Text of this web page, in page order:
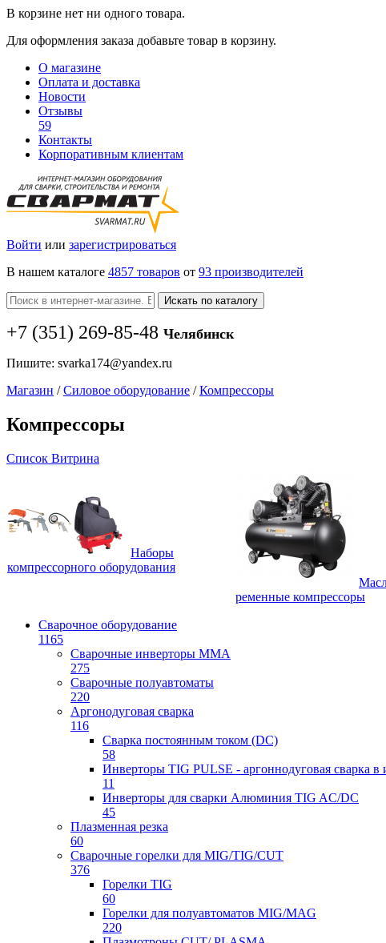
В корзине нет ни одного товара.
Для оформления заказа добавьте товар в корзину.
О магазине
Оплата и доставка
Новости
Отзывы
59
Контакты
Корпоративным клиентам
Войти или зарегистрироваться
В нашем каталоге 4857 товаров от 93 производителей
Искать по каталогу
+7 (351) 269-85-48 Челябинск
Пишите: svarka174@yandex.ru
Магазин / Силовое оборудование / Компрессоры
Компрессоры
Список Витрина
Наборы
компрессорного оборудования
ременные компрессоры
Сварочное оборудование
1165
Сварочные инверторы ММА
275
Сварочные полуавтоматы
220
Аргонодуговая сварка
116
Сварка постоянным током (DC)
58
Инверторы TIG PULSE - аргоннодуговая сварка
11
Инверторы для сварки Алюминия TIG AC/DC
45
Плазменная резка
60
Сварочные горелки для MIG/TIG/CUT
376
Горелки TIG
60
Горелки для полуавтоматов MIG/MAG
220